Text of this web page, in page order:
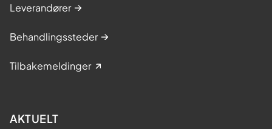
Leverandører
Behandlingssteder
Tilbakemeldinger
AKTUELT